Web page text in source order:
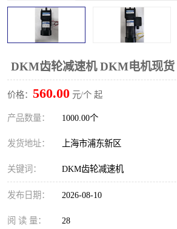
DKM齿轮减速机 DKM电机现货
价格： 560.00 元/个 起
产品数量： 1000.00个
发货地址： 上海市浦东新区
关键词： DKM齿轮减速机
发布日期： 2026-08-10
阅 读 量： 28